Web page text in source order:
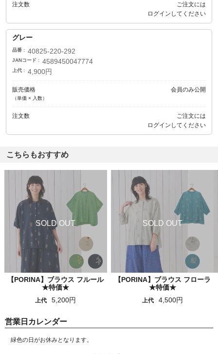
注文数
ご注文には
ログイン してください
グレー
品番 40825-220-292
JANコード 4589450047774
上代 4,900円
販売価格
（単価 × 入数）
会員のみ公開
注文数
ご注文には
ログイン してください
こちらもおすすめ
【PORINA】ブラウス フルール
★特価★
上代 5,200円
【PORINA】ブラウス フローラ
★特価★
上代 4,500円
営業日カレンダー
緑色の日がお休みとなります。